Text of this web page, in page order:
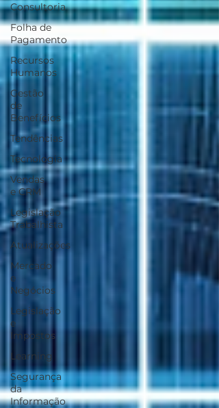
Consultoria
Folha de
Pagamento
Recursos
Humanos
Gestão
de
Benefícios
Tendências
Tecnologia
Vendas
e CRM
Legislação
Trabalhista
Atualizações
Mercado
e
Negócios
Legislação
e
Impostos
Learning
Segurança
da
Informação